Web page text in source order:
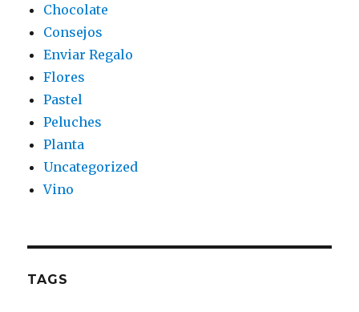
Chocolate
Consejos
Enviar Regalo
Flores
Pastel
Peluches
Planta
Uncategorized
Vino
TAGS